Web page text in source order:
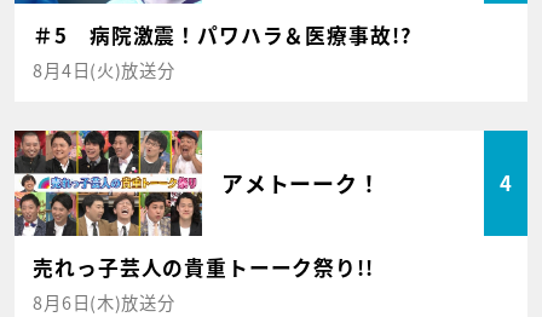
＃5 病院激震！パワハラ＆医療事故!?
8月4日(火)放送分
アメトーーク！ 4
売れっ子芸人の貴重トーーク祭り!!
8月6日(木)放送分